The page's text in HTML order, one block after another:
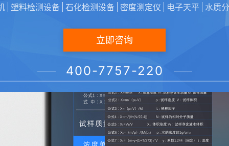
塑料检测设备 石化检测设备 密度测定仪 电子天平 水质
立即咨询
400-7757-220